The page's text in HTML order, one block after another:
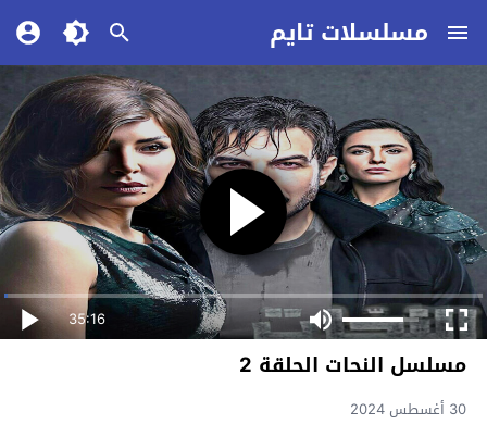
مسلسلات تايم
35:16
مسلسل النحات الحلقة 2
30 أغسطس 2024